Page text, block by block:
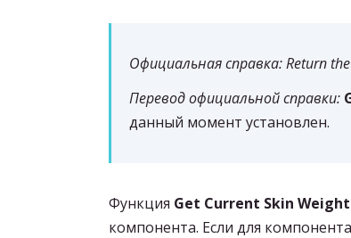
Официальная справка: Return
Перевод официальной справки:
данный момент установлен.
Функция Get Current Skin
компонента. Если для